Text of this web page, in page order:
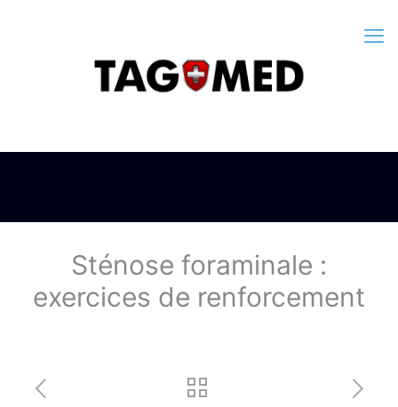
Sténose foraminale :
exercices de renforcement